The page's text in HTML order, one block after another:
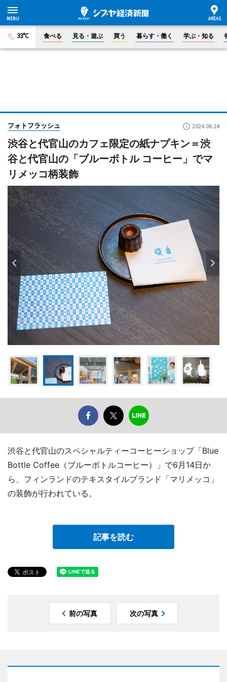
33°C 食べる 見る・遊ぶ 買う 暮らす・働く 学ぶ・知る
フォトフラッシュ 2024.06.14
渋谷と代官山のカフェ限定の紙ナプキン＝渋
谷と代官山の「ブルーボトル コーヒー」でマ
リメッコ柄装飾
渋谷と代官山のスペシャルティーコーヒーショップ「Blue
Bottle Coffee（ブルーボトルコーヒー）」で6月14日か
ら、フィンランドのテキスタイルブランド「マリメッコ」
の装飾が行われている。
記事を読む
前の写真 次の写真